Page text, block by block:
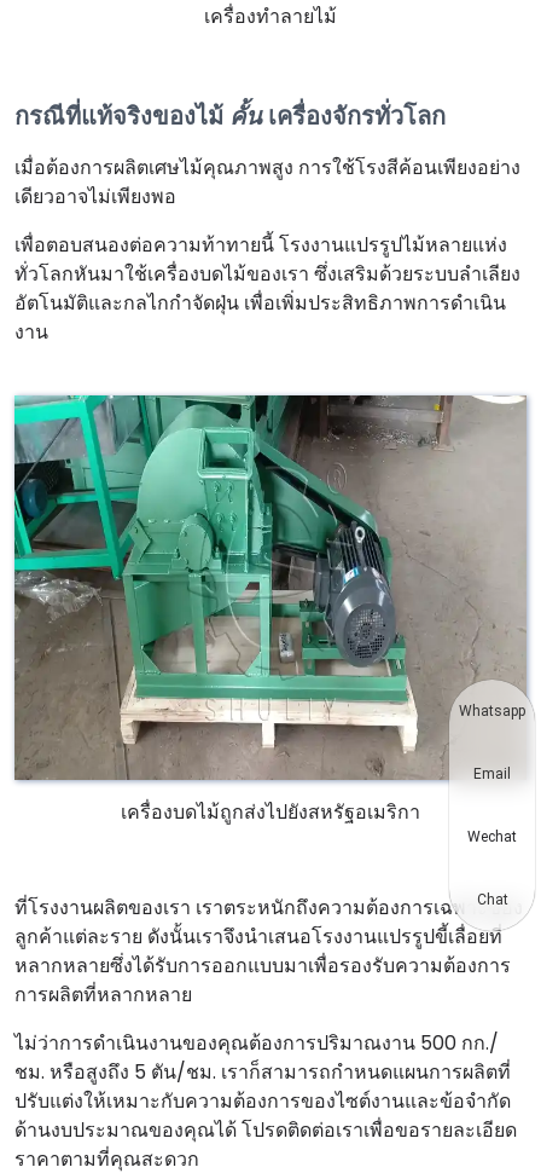
เครื่องทำลายไม้
กรณีที่แท้จริงของไม้ คั้นเครื่องจักรทั่วโลก
เมื่อต้องการผลิตเศษไม้คุณภาพสูง การใช้โรงสีค้อนเพียงอย่าง
เดียวอาจไม่เพียงพอ
เพื่อตอบสนองต่อความท้าทายนี้ โรงงานแปรรูปไม้หลายแห่ง
ทั่วโลกหันมาใช้เครื่องบดไม้ของเรา ซึ่งเสริมด้วยระบบลำเลียง
อัตโนมัติและกลไกกำจัดฝุ่น เพื่อเพิ่มประสิทธิภาพการดำเนิน
งาน
เครื่องบดไม้ถูกส่งไปยังสหรัฐอเมริกา
ที่โรงงานผลิตของเรา เราตระหนักถึงความต้องการเฉพาะของ
ลูกค้าแต่ละราย ดังนั้นเราจึงนำเสนอโรงงานแปรรูปขี้เลื่อยที่
หลากหลายซึ่งได้รับการออกแบบมาเพื่อรองรับความต้องการ
การผลิตที่หลากหลาย
ไม่ว่าการดำเนินงานของคุณต้องการปริมาณงาน 500 กก./
ชม. หรือสูงถึง 5 ตัน/ชม. เราก็สามารถกำหนดแผนการผลิตที่
ปรับแต่งให้เหมาะกับความต้องการของไซต์งานและข้อจำกัด
ด้านงบประมาณของคุณได้ โปรดติดต่อเราเพื่อขอรายละเอียด
ราคาตามที่คุณสะดวก
Whatsapp
Email
Wechat
Chat